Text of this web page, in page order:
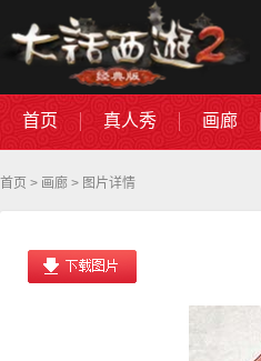
首页 真人秀 画廊
首页 > 画廊 > 图片详情